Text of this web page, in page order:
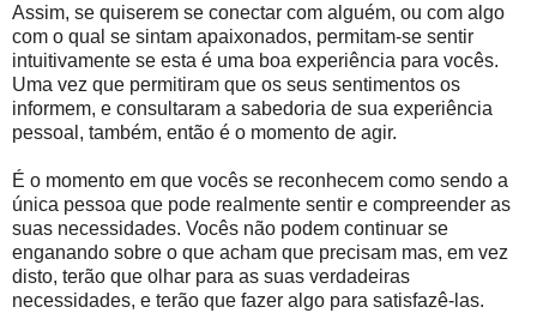
Assim, se quiserem se conectar com alguém, ou com algo
com o qual se sintam apaixonados, permitam-se sentir
intuitivamente se esta é uma boa experiência para vocês.
Uma vez que permitiram que os seus sentimentos os
informem, e consultaram a sabedoria de sua experiência
pessoal, também, então é o momento de agir.
É o momento em que vocês se reconhecem como sendo a
única pessoa que pode realmente sentir e compreender as
suas necessidades. Vocês não podem continuar se
enganando sobre o que acham que precisam mas, em vez
disto, terão que olhar para as suas verdadeiras
necessidades, e terão que fazer algo para satisfazê-las.